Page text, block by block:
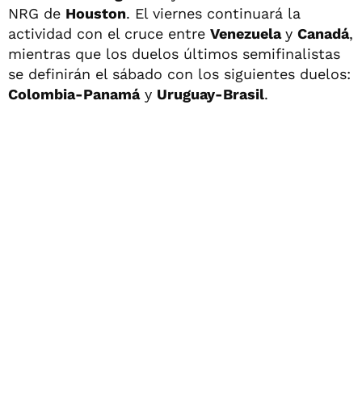
NRG de Houston. El viernes continuará la
actividad con el cruce entre Venezuelay Canadá,
mientras que los duelos últimos semifinalistas
se definirán el sábado con los siguientes duelos:
Colombia-Panamáy Uruguay-Brasil.